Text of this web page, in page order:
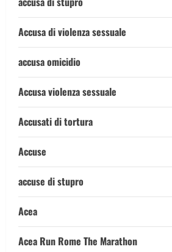
Accusa di violenza sessuale
accusa omicidio
Accusa violenza sessuale
Accusati di tortura
Accuse
accuse di stupro
Acea
Acea Run Rome The Marathon